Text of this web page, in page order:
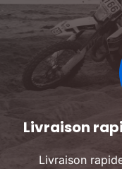
Livraison
Livraison